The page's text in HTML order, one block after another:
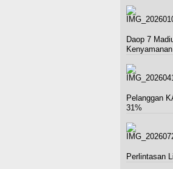
Daop 7
Pelanggan
31%
Perlintasan